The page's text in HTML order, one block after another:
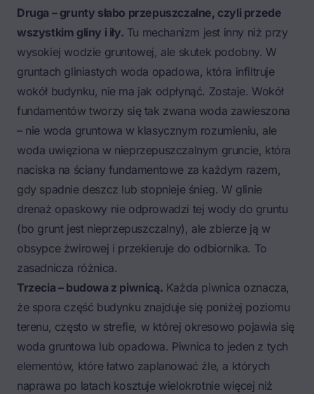
Druga – grunty słabo przepuszczalne, czyli przede
wszystkim gliny i iły. Tu mechanizm jest inny niż przy
wysokiej wodzie gruntowej, ale skutek podobny. W
gruntach gliniastych woda opadowa, która infiltruje
wokół budynku, nie ma jak odpłynąć. Zostaje. Wokół
fundamentów tworzy się tak zwana woda zawieszona
– nie woda gruntowa w klasycznym rozumieniu, ale
woda uwięziona w nieprzepuszczalnym gruncie, która
naciska na ściany fundamentowe za każdym razem,
gdy spadnie deszcz lub stopnieje śnieg. W glinie
drenaż opaskowy nie odprowadzi tej wody do gruntu
(bo grunt jest nieprzepuszczalny), ale zbierze ją w
obsypce żwirowej i przekieruje do odbiornika. To
zasadnicza różnica.
Trzecia – budowa z piwnicą. Każda piwnica oznacza,
że spora część budynku znajduje się poniżej poziomu
terenu, często w strefie, w której okresowo pojawia się
woda gruntowa lub opadowa. Piwnica to jeden z tych
elementów, które łatwo zaplanować źle, a których
naprawa po latach kosztuje wielokrotnie więcej niż